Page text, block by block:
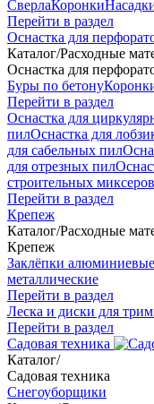
СверлаКоронки
Перейти в раздел
Оснастка для
Каталог/Расходные
Оснастка для
Буры по бетону
Перейти в раздел
Оснастка для
пилОснастка для
для сабельных пил
для отрезных пил
строительных миксеров
Перейти в раздел
Крепеж
Каталог/Расходные
Крепеж
Заклёпки алюминиевые
металлические
Перейти в раздел
Леска и диски для
Перейти в раздел
Садовая техника
Каталог/
Садовая техника
Снегоуборщики